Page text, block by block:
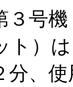
号機
ト）
分、